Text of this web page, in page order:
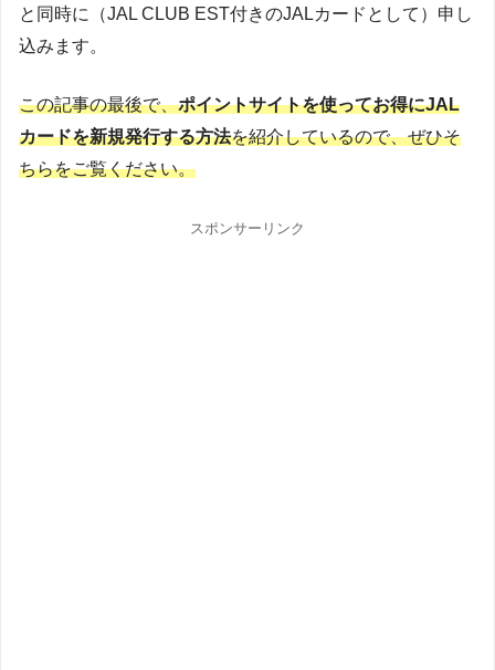
と同時に（JAL CLUB EST付きのJALカードとして）申し
込みます。
この記事の最後で、ポイントサイトを使ってお得にJAL
カードを新規発行する方法を紹介しているので、ぜひそ
ちらをご覧ください。
スポンサーリンク